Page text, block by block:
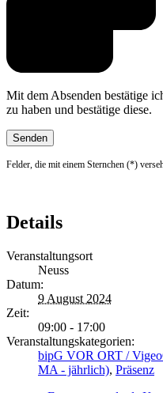
Mit dem Absenden bestätige
zu haben und bestätige diese.
Felder, die mit einem Sternchen (*)
Details
Veranstaltungsort
Neuss
Datum:
9 August 2024
Zeit:
09:00 - 17:00
Veranstaltungskategorien:
bipG VOR ORT /
MA - jährlich), Präsenz